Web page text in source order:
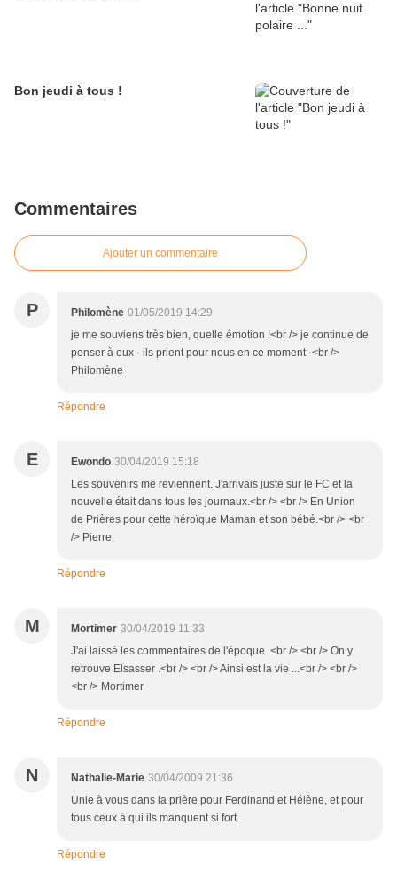
Bon jeudi à tous !
Commentaires
Ajouter un commentaire
P Philomène 01/05/2019 14:29
je me souviens très bien, quelle émotion !<br /> je continue de
penser à eux - ils prient pour nous en ce moment -<br />
Philomène
Répondre
E Ewondo 30/04/2019 15:18
Les souvenirs me reviennent. J'arrivais juste sur le FC et la
nouvelle était dans tous les journaux.<br /> <br /> En Union
de Prières pour cette héroïque Maman et son bébé.<br /> <br
/> Pierre.
Répondre
M Mortimer 30/04/2019 11:33
J'ai laissé les commentaires de l'époque .<br /> <br /> On y
retrouve Elsasser .<br /> <br /> Ainsi est la vie ...<br /> <br />
<br /> Mortimer
Répondre
N Nathalie-Marie 30/04/2009 21:36
Unie à vous dans la prière pour Ferdinand et Hélène, et pour
tous ceux à qui ils manquent si fort.
Répondre